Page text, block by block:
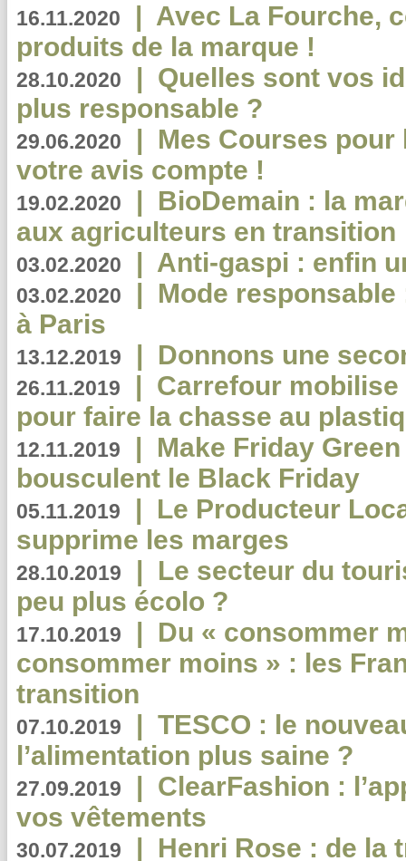
16.11.2020 | Avec La Fourche,
produits de la marque !
28.10.2020 | Quelles sont vos
plus responsable ?
29.06.2020 | Mes Courses pour
votre avis compte !
19.02.2020 | BioDemain : la
aux agriculteurs en transition
03.02.2020 | Anti-gaspi : enfin
03.02.2020 | Mode
à Paris
13.12.2019 | Donnons une
26.11.2019 | Carrefour
pour faire la chasse au
12.11.2019 | Make Friday
bousculent le Black Friday
05.11.2019 | Le Producteur
supprime les marges
28.10.2019 | Le secteur du
peu plus écolo ?
17.10.2019 | Du « consommer
consommer moins » : les
transition
07.10.2019 | TESCO : le
l’alimentation plus saine ?
27.09.2019 | ClearFashion :
vos vêtements
30.07.2019 | Henri Rose : de la